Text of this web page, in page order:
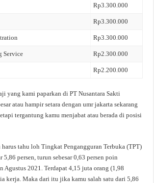
Rp3.300.000
Rp3.300.000
Rp3.300.000
Service Rp2.300.000
Rp2.200.000
yang kami paparkan di PT Nusantara Sakti
atau hampir setara dengan umr jakarta sekarang
tergantung kamu menjabat atau berada di posisi
tahu loh Tingkat Pengangguran Terbuka (TPT)
5,86 persen, turun sebesar 0,63 persen poin
Agustus 2021. Terdapat 4,15 juta orang (1,98
kerja. Maka dari itu jika kamu salah satu dari 5,86